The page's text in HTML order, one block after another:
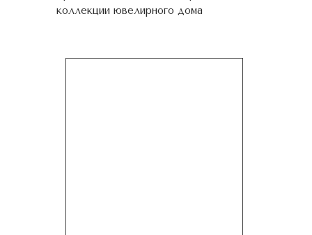
коллекции ювелирного дома